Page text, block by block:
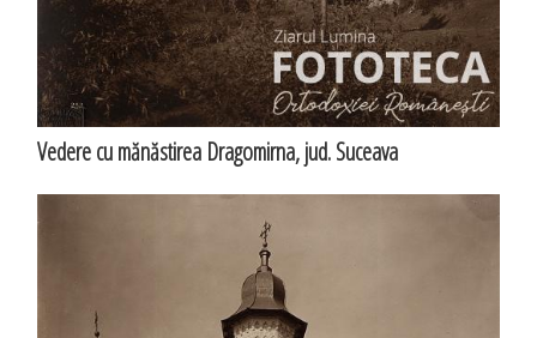
Vedere cu mănăstirea Dragomirna, jud. Suceava